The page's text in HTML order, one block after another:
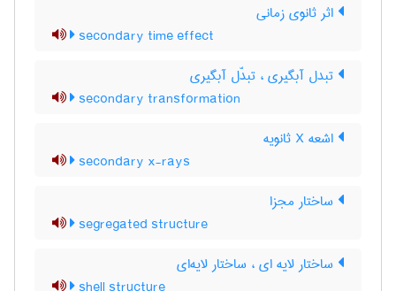
اثر ثانوی زمانی
secondary time effect
تبدل آبگیری ، تبدّل آبگیری
secondary transformation
اشعه X ثانویه
secondary x-rays
ساختار مجزا
segregated structure
ساختار لایه ای ، ساختار لایه‌ای